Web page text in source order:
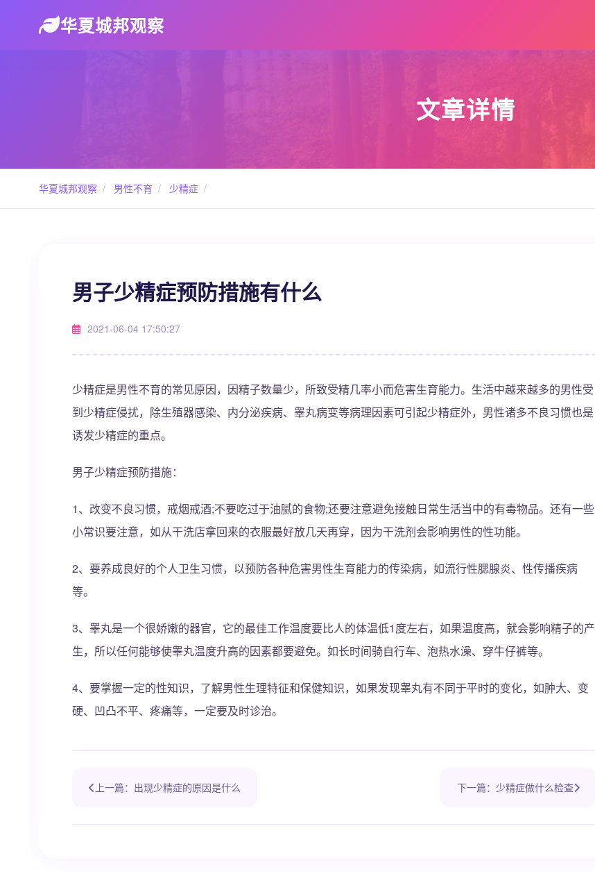
华夏城邦观察
文章详情
华夏城邦观察 / 男性不育 / 少精症 /
男子少精症预防措施有什么
2021-06-04 17:50:27
少精症是男性不育的常见原因，因精子数量少，所致受精几率小而危害生育能力。生活中越来越多的男性受
到少精症侵扰，除生殖器感染、内分泌疾病、睾丸病变等病理因素可引起少精症外，男性诸多不良习惯也是
诱发少精症的重点。
男子少精症预防措施：
1、改变不良习惯，戒烟戒酒;不要吃过于油腻的食物;还要注意避免接触日常生活当中的有毒物品。还有一些
小常识要注意，如从干洗店拿回来的衣服最好放几天再穿，因为干洗剂会影响男性的性功能。
2、要养成良好的个人卫生习惯，以预防各种危害男性生育能力的传染病，如流行性腮腺炎、性传播疾病
等。
3、睾丸是一个很娇嫩的器官，它的最佳工作温度要比人的体温低1度左右，如果温度高，就会影响精子的产
生，所以任何能够使睾丸温度升高的因素都要避免。如长时间骑自行车、泡热水澡、穿牛仔裤等。
4、要掌握一定的性知识，了解男性生理特征和保健知识，如果发现睾丸有不同于平时的变化，如肿大、变
硬、凹凸不平、疼痛等，一定要及时诊治。
上一篇：出现少精症的原因是什么 下一篇：少精症做什么检查